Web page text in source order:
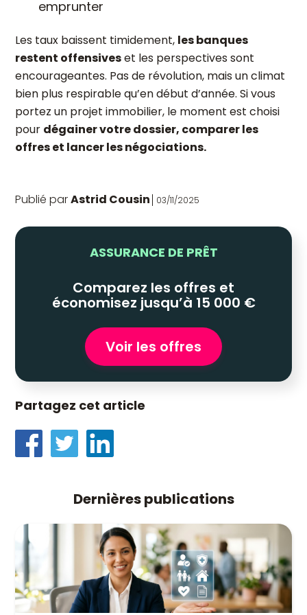
emprunter
Les taux baissent timidement, les banques
restent offensiveset les perspectives sont
encourageantes. Pas de révolution, mais un climat
bien plus respirable qu’en début d’année. Si vous
portez un projet immobilier, le moment est choisi
pour dégainer votre dossier, comparer les
offres et lancer les négociations.
Publié parAstrid Cousin 03/11/2025
ASSURANCE DE PRÊT
Comparez les offres et
économisez jusqu’à 15 000 €
Voir les offres
Partagez cet article
Dernières publications